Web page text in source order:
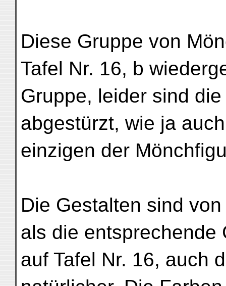
Diese Gruppe von
Tafel Nr. 16, b
Gruppe, leider sind
abgestürzt, wie ja
einzigen der
Die Gestalten sind
als die entsprechende
auf Tafel Nr. 16, auch